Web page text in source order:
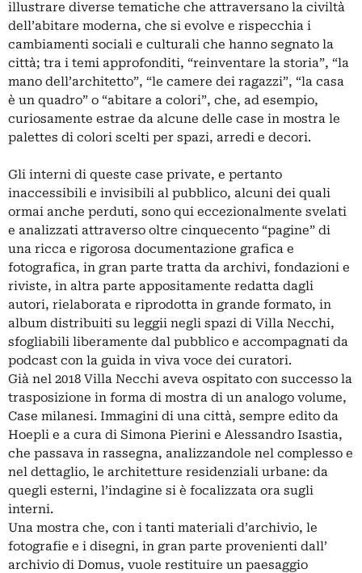
illustrare diverse tematiche che attraversano la civiltà
dell’abitare moderna, che si evolve e rispecchia i
cambiamenti sociali e culturali che hanno segnato la
città; tra i temi approfonditi, “reinventare la storia”, “la
mano dell’architetto”, “le camere dei ragazzi”, “la casa
è un quadro” o “abitare a colori”, che, ad esempio,
curiosamente estrae da alcune delle case in mostra le
palettes di colori scelti per spazi, arredi e decori.
Gli interni di queste case private, e pertanto
inaccessibili e invisibili al pubblico, alcuni dei quali
ormai anche perduti, sono qui eccezionalmente svelati
e analizzati attraverso oltre cinquecento “pagine” di
una ricca e rigorosa documentazione grafica e
fotografica, in gran parte tratta da archivi, fondazioni e
riviste, in altra parte appositamente redatta dagli
autori, rielaborata e riprodotta in grande formato, in
album distribuiti su leggii negli spazi di Villa Necchi,
sfogliabili liberamente dal pubblico e accompagnati da
podcast con la guida in viva voce dei curatori.
Già nel 2018 Villa Necchi aveva ospitato con successo la
trasposizione in forma di mostra di un analogo volume,
Case milanesi. Immagini di una città, sempre edito da
Hoepli e a cura di Simona Pierini e Alessandro Isastia,
che passava in rassegna, analizzandole nel complesso e
nel dettaglio, le architetture residenziali urbane: da
quegli esterni, l’indagine si è focalizzata ora sugli
interni.
Una mostra che, con i tanti materiali d’archivio, le
fotografie e i disegni, in gran parte provenienti dall’
archivio di Domus, vuole restituire un paesaggio